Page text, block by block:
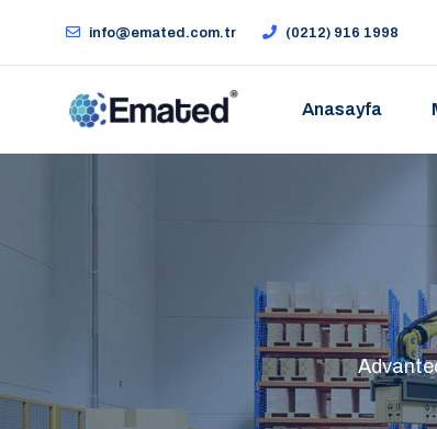
info@emated.com.tr (0212) 916 1998
Anasayfa